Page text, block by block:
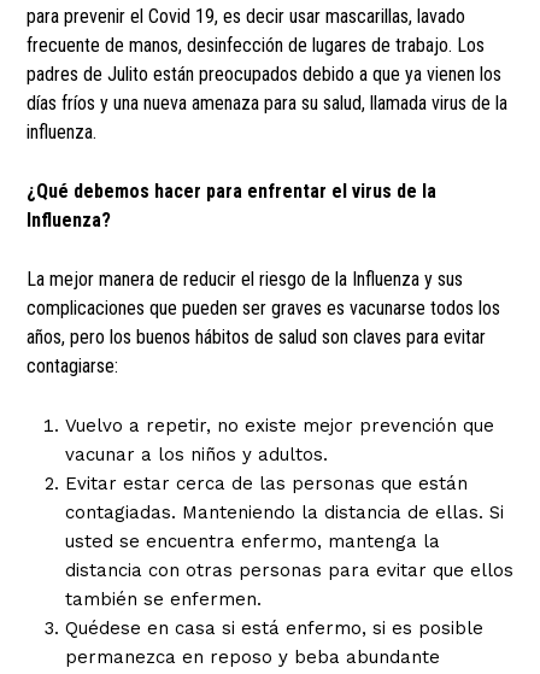
para prevenir el Covid 19, es decir usar mascarillas, lavado
frecuente de manos, desinfección de lugares de trabajo. Los
padres de Julito están preocupados debido a que ya vienen los
días fríos y una nueva amenaza para su salud, llamada virus de la
influenza.
¿Qué debemos hacer para enfrentar el virus de la
Influenza?
La mejor manera de reducir el riesgo de la Influenza y sus
complicaciones que pueden ser graves es vacunarse todos los
años, pero los buenos hábitos de salud son claves para evitar
contagiarse:
Vuelvo a repetir, no existe mejor prevención que
vacunar a los niños y adultos.
Evitar estar cerca de las personas que están
contagiadas. Manteniendo la distancia de ellas. Si
usted se encuentra enfermo, mantenga la
distancia con otras personas para evitar que ellos
también se enfermen.
Quédese en casa si está enfermo, si es posible
permanezca en reposo y beba abundante